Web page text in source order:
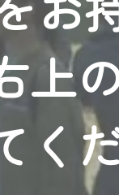
上
く
スへの加入と
ご了承の程よ
へのログインに
CCNet Web TV
が使っているメ
などのフリ
へのログイン
リをご利用中